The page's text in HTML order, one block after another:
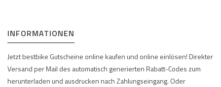
INFORMATIONEN
Jetzt bestbike Gutscheine online kaufen und online einlösen! Direkter
Versand per Mail des automatisch generierten Rabatt-Codes zum
herunterladen und ausdrucken nach Zahlungseingang. Oder